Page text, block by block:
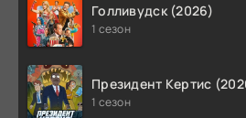
Голливудск (2026)
1 сезон
Президент Кертис
1 сезон